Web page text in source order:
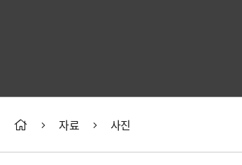
자료 사진